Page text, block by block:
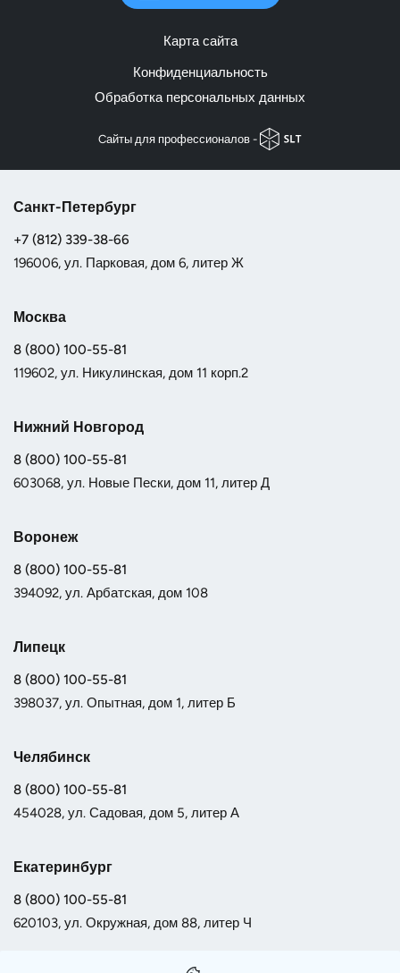
Карта сайта
Конфиденциальность
Обработка персональных данных
Cайты для профессионалов -
Санкт-Петербург
+7 (812) 339-38-66
196006, ул. Парковая, дом 6, литер Ж
Москва
8 (800) 100-55-81
119602, ул. Никулинская, дом 11 корп.2
Нижний Новгород
8 (800) 100-55-81
603068, ул. Новые Пески, дом 11, литер Д
Воронеж
8 (800) 100-55-81
394092, ул. Арбатская, дом 108
Липецк
8 (800) 100-55-81
398037, ул. Опытная, дом 1, литер Б
Челябинск
8 (800) 100-55-81
454028, ул. Садовая, дом 5, литер А
Екатеринбург
8 (800) 100-55-81
620103, ул. Окружная, дом 88, литер Ч